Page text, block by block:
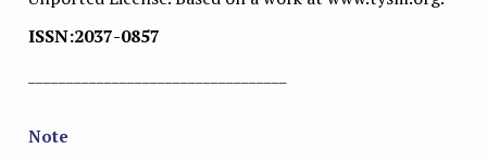
ISSN:2037-0857
Note